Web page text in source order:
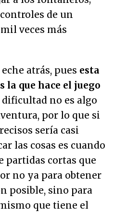
de un
veces más
atrás, pues esta
la que hace el juego
dificultad no es algo
por lo que si
sería casi
las cosas es cuando
partidas cortas que
no ya para obtener
posible, sino para
que tiene el